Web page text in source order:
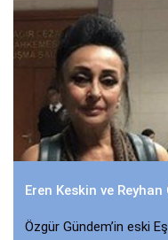
Eren Keskin ve Reyhan
Özgür Gündem’in eski